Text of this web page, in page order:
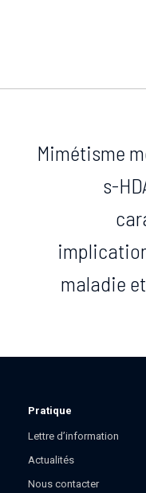
Mimétisme
s-
maladie
Pratique
Lettre d’information
Actualités
Nous contacter